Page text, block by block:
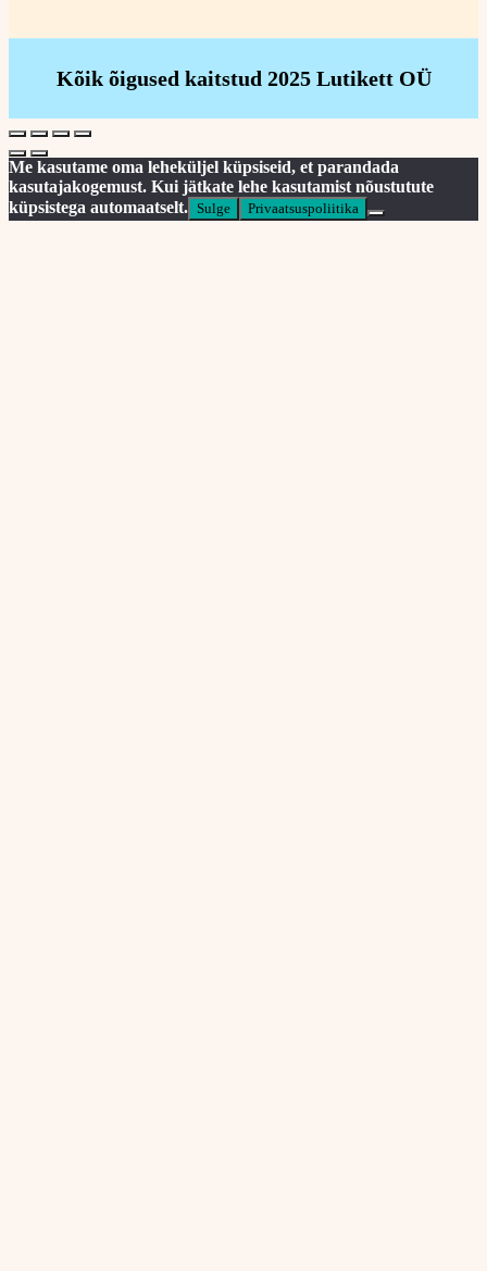
Kõik õigused kaitstud 2025 Lutikett OÜ
Me kasutame oma leheküljel küpsiseid, et parandada
kasutajakogemust. Kui jätkate lehe kasutamist nõustutute
küpsistega automaatselt. Sulge Privaatsuspoliitika